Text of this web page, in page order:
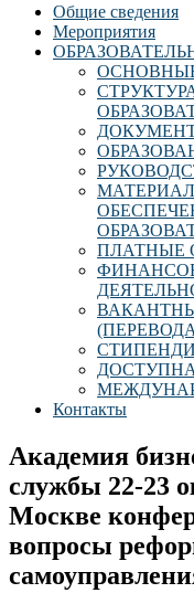
Общие сведения
Мероприятия
ПЛАТНЫЕ
Контакты
Академия
службы 22-23
Москве
вопросы